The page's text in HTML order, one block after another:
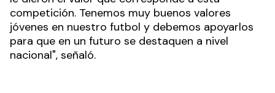
competición. Tenemos muy buenos valores
jóvenes en nuestro futbol y debemos apoyarlos
para que en un futuro se destaquen a nivel
nacional", señaló.